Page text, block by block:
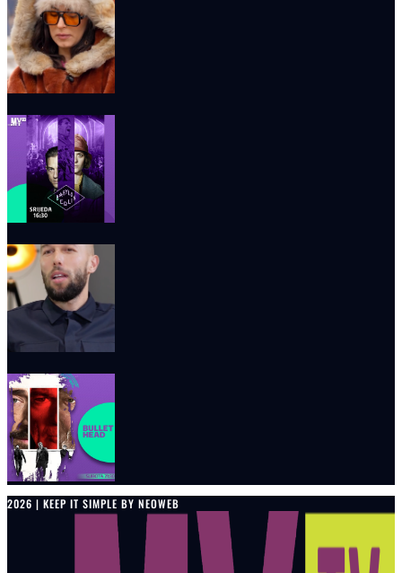
2026 | KEEP IT SIMPLE BY NEOWEB